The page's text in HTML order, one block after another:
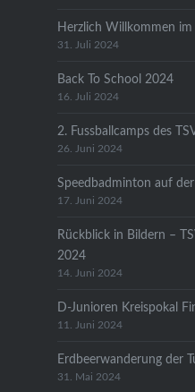
Herzlich Willkommen im
31. Juli 2024
Back To School 2024
16. Juli 2024
2. Fussballcamps des
26. Juni 2024
Speedbadminton auf
17. Juni 2024
Rückblick in Bildern –
2024
14. Juni 2024
D-Junioren Kreispokal
11. Juni 2024
Erdbeerwanderung der
31. Mai 2024